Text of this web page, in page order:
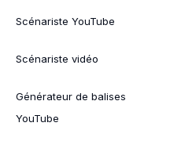
Scénariste YouTube
Scénariste vidéo
Générateur de balises
YouTube